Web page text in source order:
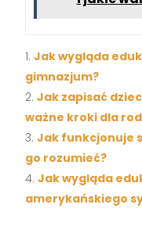
Jak wygląda
gimnazjum?
Jak zapisać
ważne kroki dla
Jak funkcjonuje
go rozumieć?
Jak wygląda
amerykańskiego